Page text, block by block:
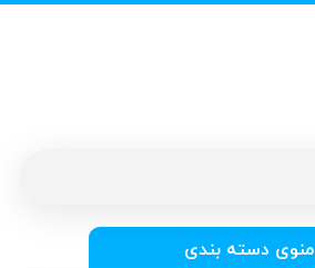
منوی دسته بندی